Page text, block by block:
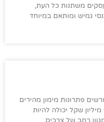
משתנות כל העת,
גמיש ומותאם במיוחד
פתרונות מימון מהירים
שקל יכולה להיות
רחב של צרכים